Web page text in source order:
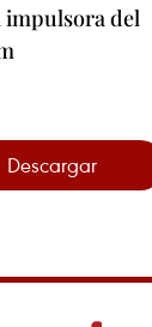
impulsora del
Descargar